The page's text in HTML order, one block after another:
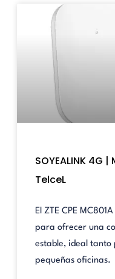
SOYEALINK 4G |
TelceL
El ZTE CPE
para ofrecer una
estable, ideal
pequeñas oficinas.